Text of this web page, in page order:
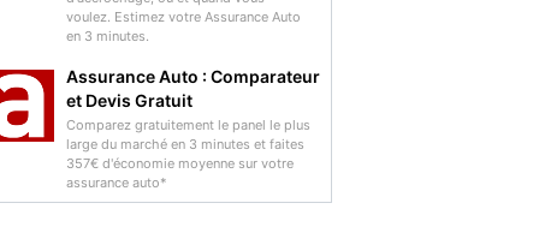
voulez. Estimez votre Assurance Auto
en 3 minutes.
Assurance Auto : Comparateur
et Devis Gratuit
Comparez gratuitement le panel le plus
large du marché en 3 minutes et faites
357€ d'économie moyenne sur votre
assurance auto*